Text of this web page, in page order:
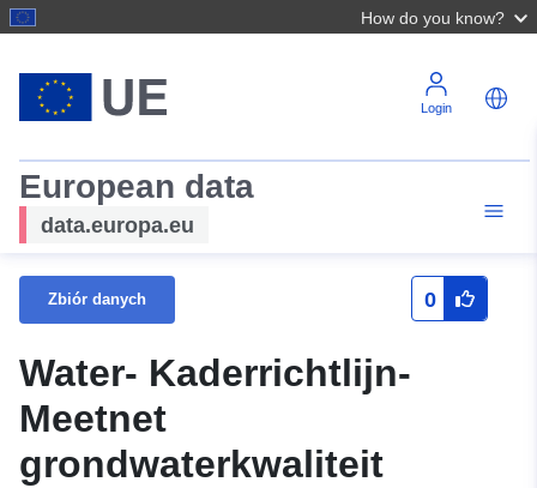
How do you know?
Login
European data
data.europa.eu
Zbiór danych 0
Water- Kaderrichtlijn-
Meetnet
grondwaterkwaliteit